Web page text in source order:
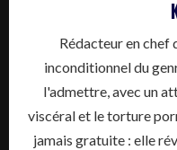
Rédacteur en
inconditionnel du
l'admettre, avec un
viscéral et le torture
jamais gratuite : elle